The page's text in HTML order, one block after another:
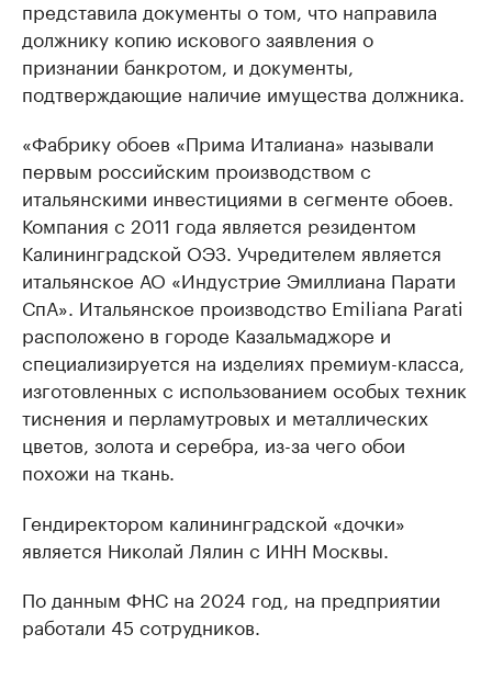
представила документы о том, что направила
должнику копию искового заявления о
признании банкротом, и документы,
подтверждающие наличие имущества должника.
«Фабрику обоев «Прима Италиана» называли
первым российским производством с
итальянскими инвестициями в сегменте обоев.
Компания с 2011 года является резидентом
Калининградской ОЭЗ. Учредителем является
итальянское АО «Индустрие Эмиллиана Парати
СпА». Итальянское производство Emiliana Parati
расположено в городе Казальмаджоре и
специализируется на изделиях премиум-класса,
изготовленных с использованием особых техник
тиснения и перламутровых и металлических
цветов, золота и серебра, из-за чего обои
похожи на ткань.
Гендиректором калининградской «дочки»
является Николай Лялин с ИНН Москвы.
По данным ФНС на 2024 год, на предприятии
работали 45 сотрудников.